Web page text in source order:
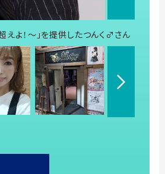
えよ！～」を提供したつんく♂さん